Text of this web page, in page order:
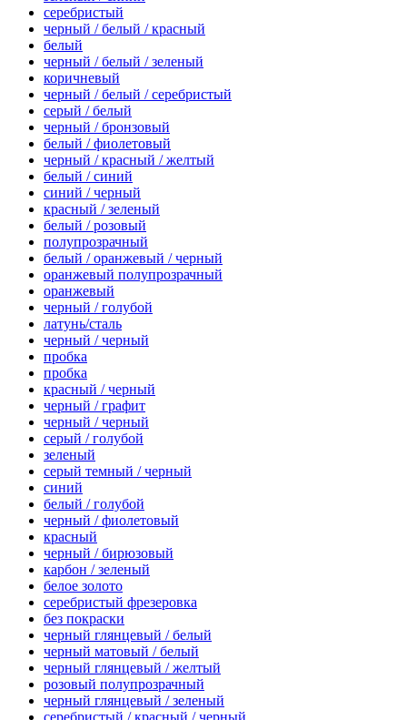
серебристый
черный / белый / красный
белый
черный / белый / зеленый
коричневый
черный / белый / серебристый
серый / белый
черный / бронзовый
белый / фиолетовый
черный / красный / желтый
белый / синий
синий / черный
красный / зеленый
белый / розовый
полупрозрачный
белый / оранжевый / черный
оранжевый полупрозрачный
оранжевый
черный / голубой
латунь/сталь
черный / черный
пробка
пробка
красный / черный
черный / графит
черный / черный
серый / голубой
зеленый
серый темный / черный
синий
белый / голубой
черный / фиолетовый
красный
черный / бирюзовый
карбон / зеленый
белое золото
серебристый фрезеровка
без покраски
черный глянцевый / белый
черный матовый / белый
черный глянцевый / желтый
розовый полупрозрачный
черный глянцевый / зеленый